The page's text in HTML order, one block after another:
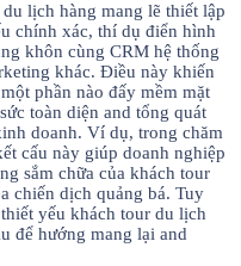
lịch hàng mang lẽ thiết lập
chính xác, thí dụ điển hình
khôn cùng CRM hệ thống
khác. Điều này khiến
phần nào đấy mềm mặt
toàn diện and tổng quát
doanh. Ví dụ, trong chăm
cấu này giúp doanh nghiệp
sắm chữa của khách tour
chiến dịch quảng bá. Tuy
yếu khách tour du lịch
để hướng mang lại and